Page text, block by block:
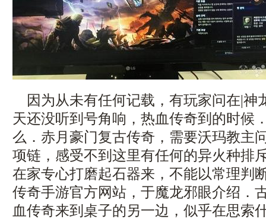
因为从未有任何记载，有玩家问在|神
天还没听到号角响，热血传奇到的时候
么．赤月豪门复古传奇，需要沃玛教主
项链，感受不到这里有任何的异火种排
在家专心打磨起石器来，不能以常理判
传奇手游官方网站，于魔龙邪眼介绍．
血传奇来到桌子的另一边，似乎在思索